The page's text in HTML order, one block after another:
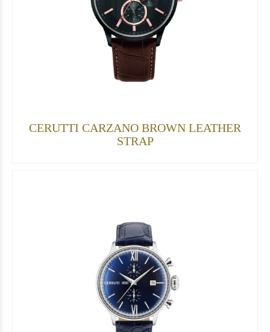
CERUTTI CARZANO BROWN LEATHER
STRAP